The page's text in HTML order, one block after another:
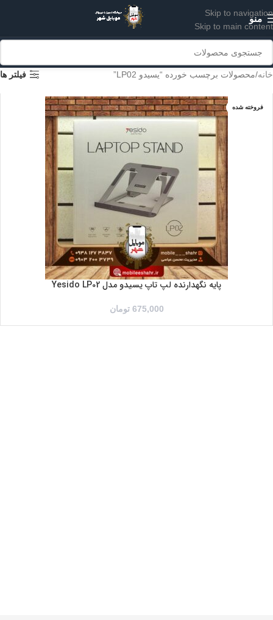
Skip to navigation
Skip to main content
منو
خانه محصولات برچسب خورده “یسیدو LP02” فیلتر ها
فروخته شده
پایه نگهدارنده لپ تاپ یسیدو مدل Yesido LP02
675,000 تومان